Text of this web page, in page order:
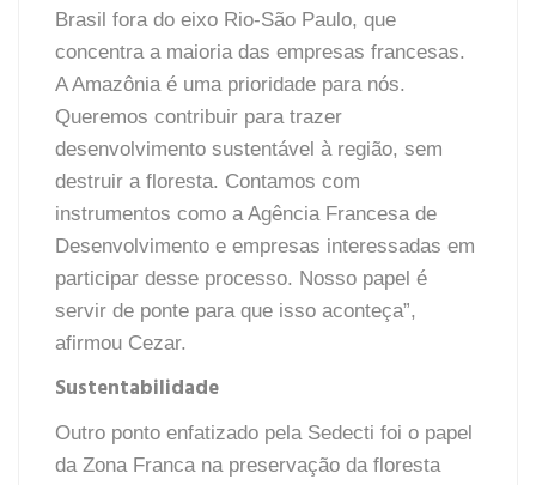
Brasil fora do eixo Rio-São Paulo, que
concentra a maioria das empresas francesas.
A Amazônia é uma prioridade para nós.
Queremos contribuir para trazer
desenvolvimento sustentável à região, sem
destruir a floresta. Contamos com
instrumentos como a Agência Francesa de
Desenvolvimento e empresas interessadas em
participar desse processo. Nosso papel é
servir de ponte para que isso aconteça”,
afirmou Cezar.
Sustentabilidade
Outro ponto enfatizado pela Sedecti foi o papel
da Zona Franca na preservação da floresta